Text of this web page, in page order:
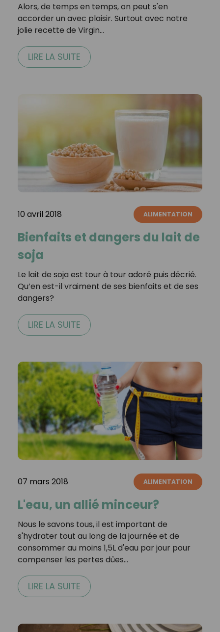
Alors, de temps en temps, on peut s'en
accorder un avec plaisir. Surtout avec notre
jolie recette de Virgin…
LIRE LA SUITE
10 avril 2018 ALIMENTATION
Bienfaits et dangers du lait de
soja
Le lait de soja est tour à tour adoré puis décrié.
Qu’en est-il vraiment de ses bienfaits et de ses
dangers?
LIRE LA SUITE
07 mars 2018 ALIMENTATION
L'eau, un allié minceur?
Nous le savons tous, il est important de
s'hydrater tout au long de la journée et de
consommer au moins 1,5L d'eau par jour pour
compenser les pertes dûes…
LIRE LA SUITE